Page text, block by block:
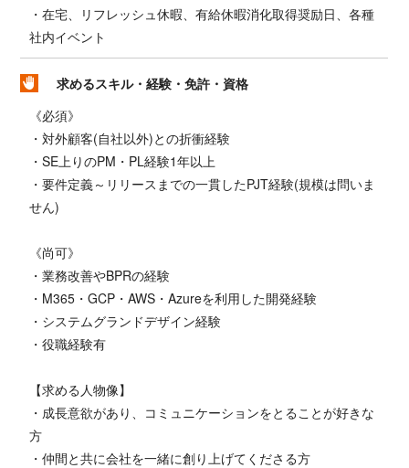
・在宅、リフレッシュ休暇、有給休暇消化取得奨励日、各種
社内イベント
求めるスキル・経験・免許・資格
《必須》
・対外顧客(自社以外)との折衝経験
・SE上りのPM・PL経験1年以上
・要件定義～リリースまでの一貫したPJT経験(規模は問いま
せん)
《尚可》
・業務改善やBPRの経験
・M365・GCP・AWS・Azureを利用した開発経験
・システムグランドデザイン経験
・役職経験有
【求める人物像】
・成長意欲があり、コミュニケーションをとることが好きな
方
・仲間と共に会社を一緒に創り上げてくださる方